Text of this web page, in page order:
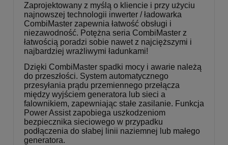
Zaprojektowany z myślą o kliencie i przy użyciu
najnowszej technologii inwerter / ładowarka
CombiMaster zapewnia łatwość obsługi i
niezawodność. Potężna seria CombiMaster z
łatwością poradzi sobie nawet z najcięższymi i
najbardziej wrażliwymi ładunkami!
Dzięki CombiMaster spadki mocy i awarie należą
do przeszłości. System automatycznego
przesyłania prądu przemiennego przełącza
między wyjściem generatora lub sieci a
falownikiem, zapewniając stałe zasilanie. Funkcja
Power Assist zapobiega uszkodzeniom
bezpiecznika sieciowego w przypadku
podłączenia do słabej linii naziemnej lub małego
generatora.